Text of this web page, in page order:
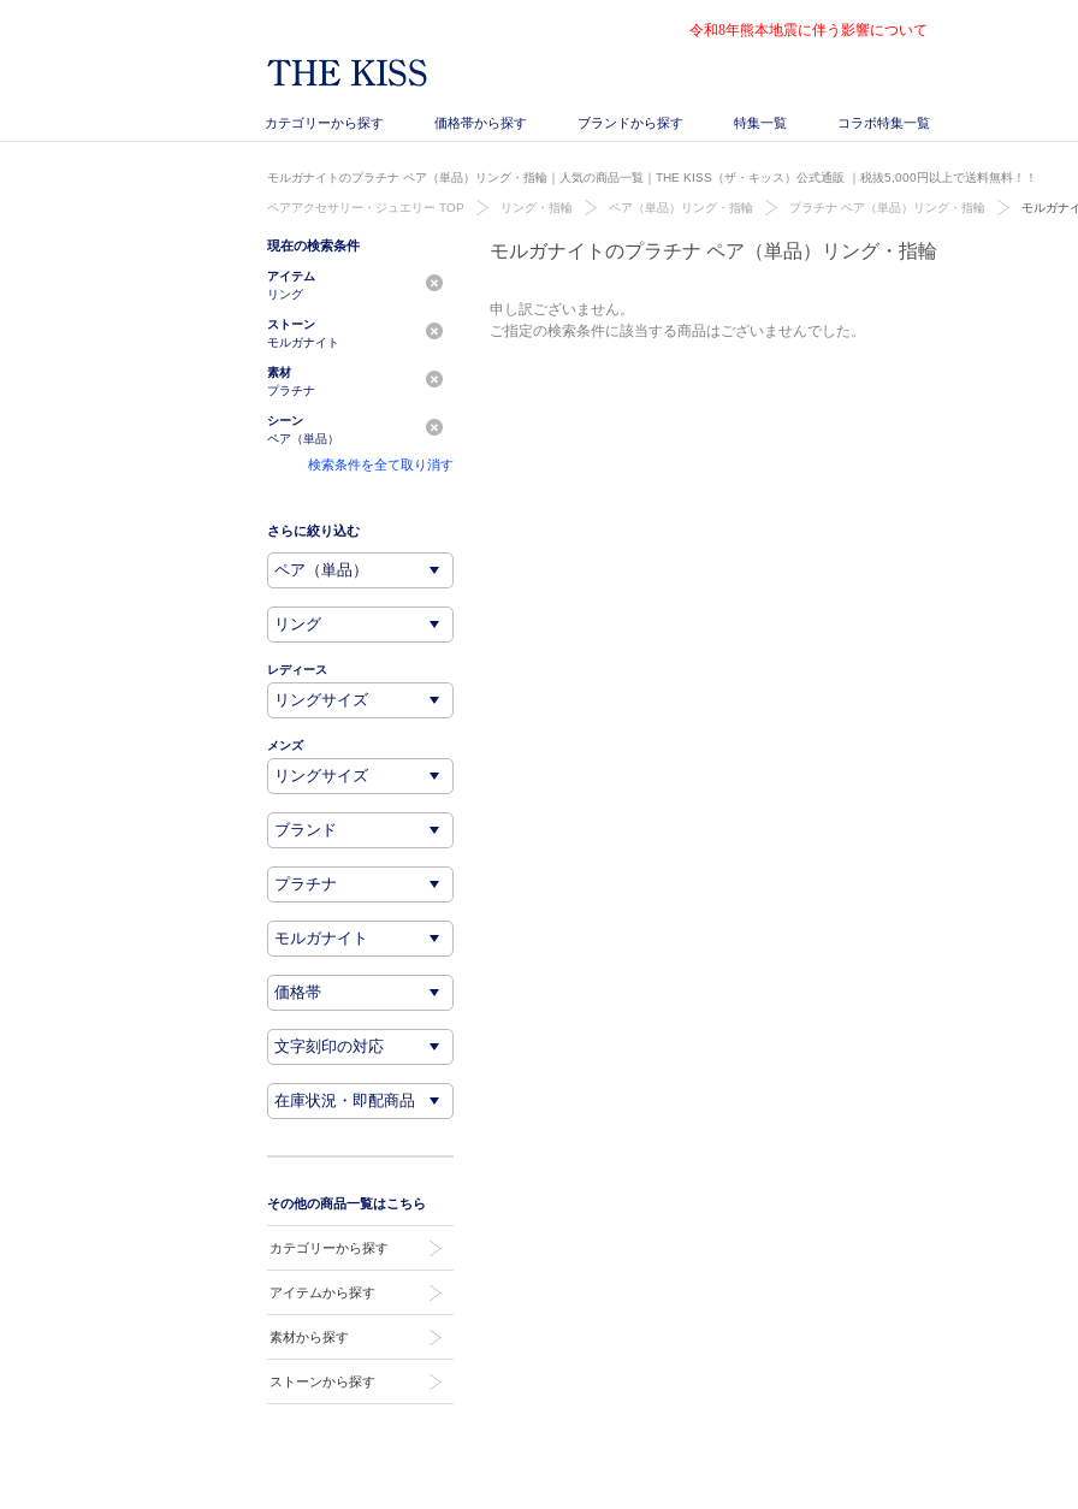
令和8年熊本地震に伴う影響について
カテゴリーから探す 価格帯から探す ブランドから探す 特集一覧 コラボ特集一覧
モルガナイトのプラチナ ペア（単品）リング・指輪｜人気の商品一覧｜THE KISS（ザ・キッス）公式通販 ｜税抜5,000円以上で送料無料！！
ペアアクセサリー・ジュエリー TOP リング・指輪 ペア（単品）リング・指輪 プラチナ ペア（単品）リング・指輪 モルガナ
モルガナイトのプラチナ ペア（単品）リング・指輪
申し訳ございません。
ご指定の検索条件に該当する商品はございませんでした。
現在の検索条件
アイテム
リング
ストーン
モルガナイト
素材
プラチナ
シーン
ペア（単品）
検索条件を全て取り消す
さらに絞り込む
レディース
メンズ
その他の商品一覧はこちら
カテゴリーから探す
アイテムから探す
素材から探す
ストーンから探す